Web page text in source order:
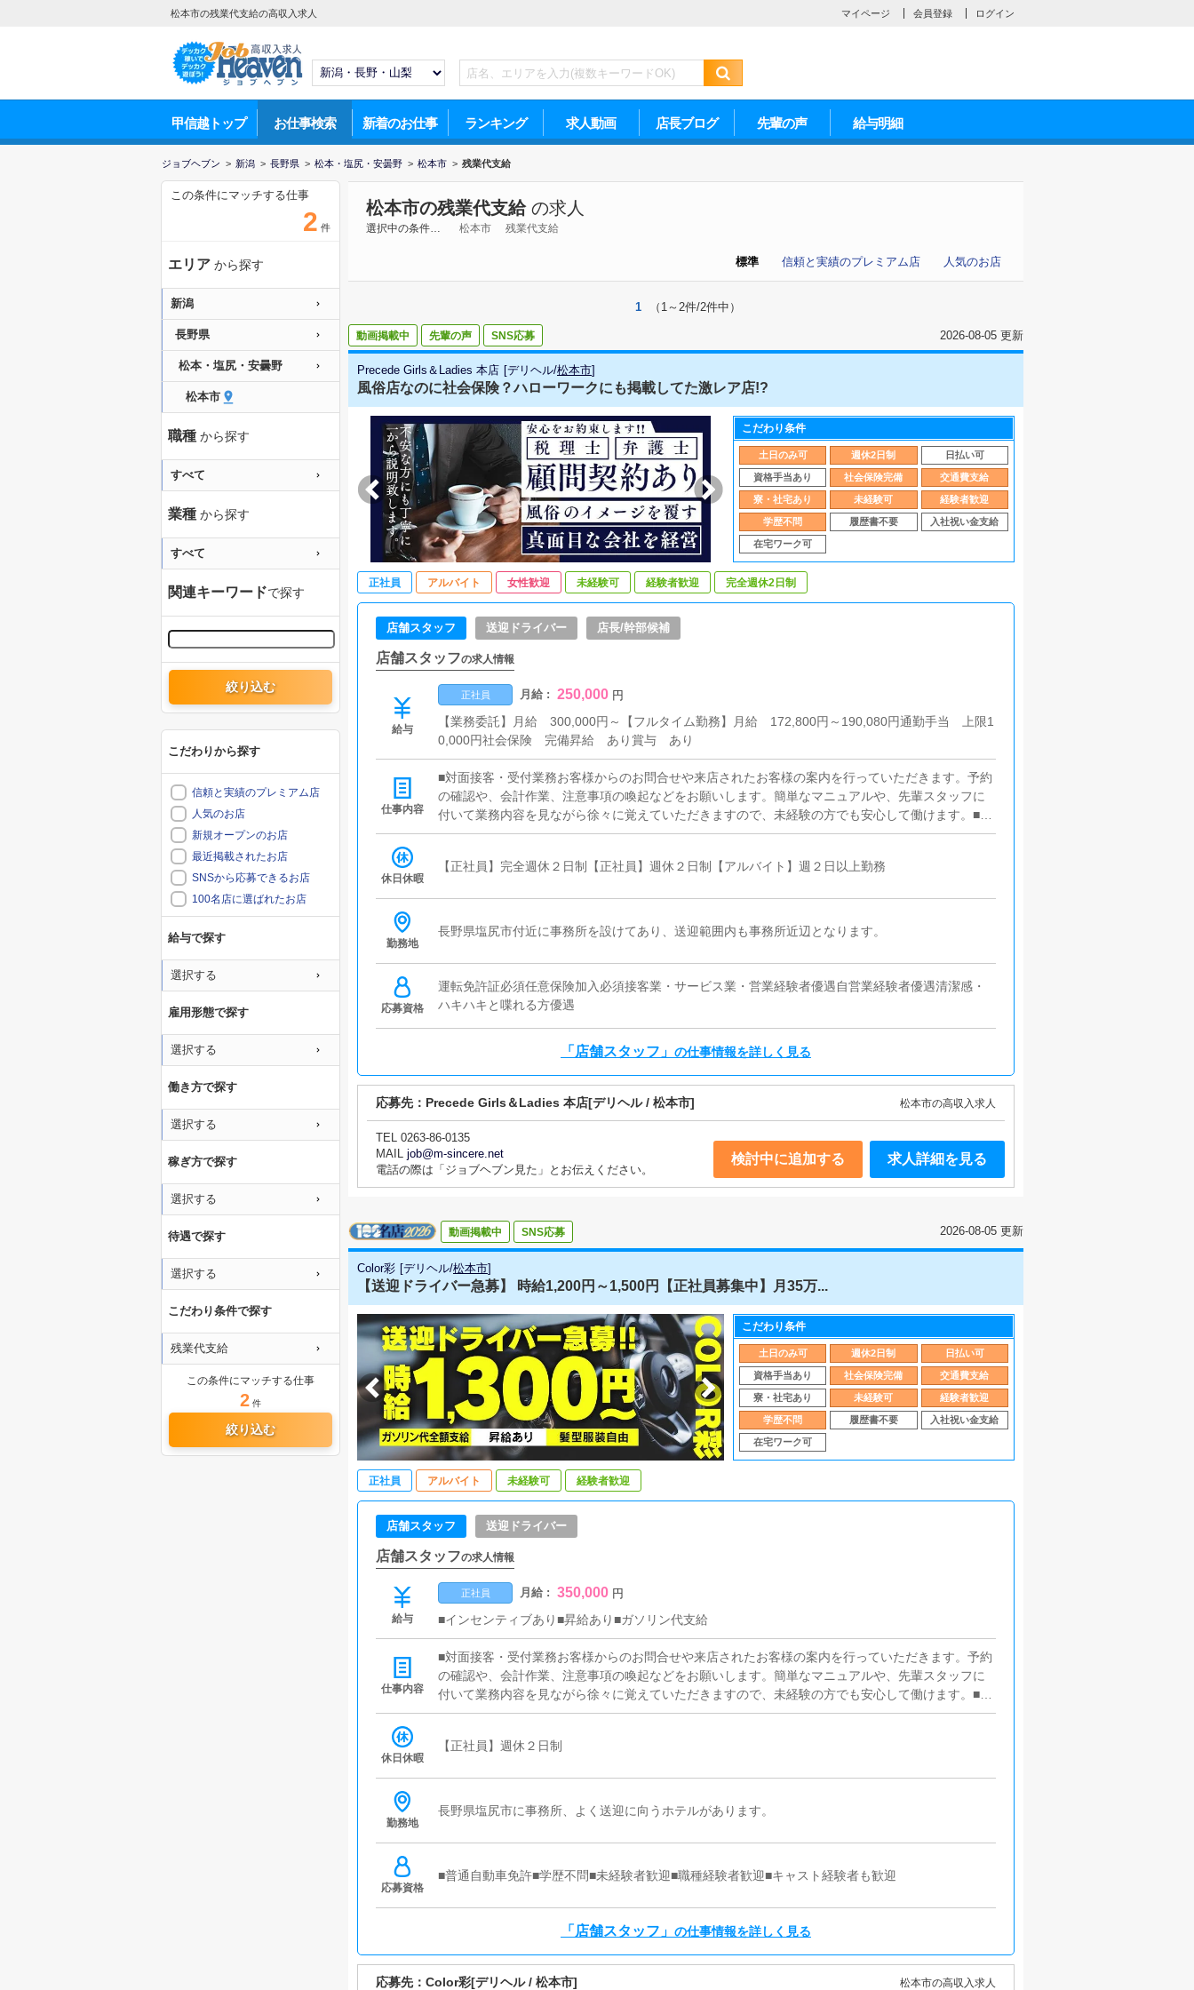
松本市の残業代支給の高収入求人 マイページ 会員登録 ログイン
甲信越トップ お仕事検索 新着のお仕事 ランキング 求人動画 店長ブログ 先輩の声 給与明細
ジョブヘブン > 新潟 > 長野県 > 松本・塩尻・安曇野 > 松本市 > 残業代支給
松本市の残業代支給の求人
選択中の条件… 松本市 残業代支給
人気のお店
信頼と実績のプレミアム店
標準
1 （1～2件/2件中）
動画掲載中 先輩の声 SNS応募 2026-08-05 更新
Precede Girls＆Ladies 本店 [デリヘル/松本市]
風俗店なのに社会保険？ハローワークにも掲載してた激レア店!?
こだわり条件
土日のみ可 週休2日制 日払い可
資格手当あり 社会保険完備 交通費支給
寮・社宅あり 未経験可 経験者歓迎
学歴不問 履歴書不要 入社祝い金支給
在宅ワーク可
正社員 アルバイト 女性歓迎 未経験可 経験者歓迎 完全週休2日制
店舗スタッフ 送迎ドライバー 店長/幹部候補
店舗スタッフの求人情報
給与
正社員 月給 : 250,000 円
【業務委託】月給 300,000円～【フルタイム勤務】月給 172,800円～190,080円通勤手当 上限1
0,000円社会保険 完備昇給 あり賞与 あり
仕事内容
■対面接客・受付業務お客様からのお問合せや来店されたお客様の案内を行っていただきます。予約
の確認や、会計作業、注意事項の喚起などをお願いします。簡単なマニュアルや、先輩スタッフに
付いて業務内容を見ながら徐々に覚えていただきますので、未経験の方でも安心して働けます。■キ
ャスト管理お店で働いていただいているキャストの方が稼げるようにインターネットを使ったPR
ど、ポータルサイト等の店舗情報更新作業を行っていただきます。キャストの出勤情報やイベン
ャストの方に快適にお過ごしいただくため、店内の清掃や備品の管理・補充を行っていただきま
休日休暇
【正社員】完全週休２日制【正社員】週休２日制【アルバイト】週２日以上勤務
勤務地
長野県塩尻市付近に事務所を設けてあり、送迎範囲内も事務所近辺となります。
応募資格
運転免許証必須任意保険加入必須接客業・サービス業・営業経験者優遇自営業経験者優遇清潔感・
ハキハキと喋れる方優遇
「店舗スタッフ」 の仕事情報を詳しく見る
応募先： Precede Girls＆Ladies 本店[デリヘル / 松本市] 松本市の高収入求人
TEL 0263-86-0135
MAIL job@m-sincere.net
電話の際は「ジョブヘブン見た」とお伝えください。
検討中に追加する 求人詳細を見る
動画掲載中 SNS応募 2026-08-05 更新
Color彩 [デリヘル/松本市]
【送迎ドライバー急募】 時給1,200円～1,500円【正社員募集中】月35万...
こだわり条件
土日のみ可 週休2日制 日払い可
資格手当あり 社会保険完備 交通費支給
寮・社宅あり 未経験可 経験者歓迎
学歴不問 履歴書不要 入社祝い金支給
在宅ワーク可
正社員 アルバイト 未経験可 経験者歓迎
店舗スタッフ 送迎ドライバー
店舗スタッフの求人情報
給与
正社員 月給 : 350,000 円
■インセンティブあり■昇給あり■ガソリン代支給
仕事内容
■対面接客・受付業務お客様からのお問合せや来店されたお客様の案内を行っていただきます。予約
の確認や、会計作業、注意事項の喚起などをお願いします。簡単なマニュアルや、先輩スタッフに
付いて業務内容を見ながら徐々に覚えていただきますので、未経験の方でも安心して働けます。■キ
ャスト管理お店で働いていただいているキャストの方が稼げるようにインターネットを使ったPR
ど、ポータルサイト等の店舗情報更新作業を行っていただきます。キャストの出勤情報やイベン
休日休暇
【正社員】週休２日制
勤務地
長野県塩尻市に事務所、よく送迎に向うホテルがあります。
応募資格
■普通自動車免許■学歴不問■未経験者歓迎■職種経験者歓迎■キャスト経験者も歓迎
「店舗スタッフ」 の仕事情報を詳しく見る
応募先： Color彩[デリヘル / 松本市] 松本市の高収入求人
この条件にマッチする仕事
2 件
エリア から探す
新潟
長野県
松本・塩尻・安曇野
松本市
職種 から探す
すべて
業種 から探す
すべて
関連キーワードで探す
絞り込む
こだわりから探す
信頼と実績のプレミアム店
人気のお店
新規オープンのお店
最近掲載されたお店
SNSから応募できるお店
100名店に選ばれたお店
給与で探す
選択する
雇用形態で探す
選択する
働き方で探す
選択する
稼ぎ方で探す
選択する
待遇で探す
選択する
こだわり条件で探す
残業代支給
この条件にマッチする仕事
2 件
絞り込む